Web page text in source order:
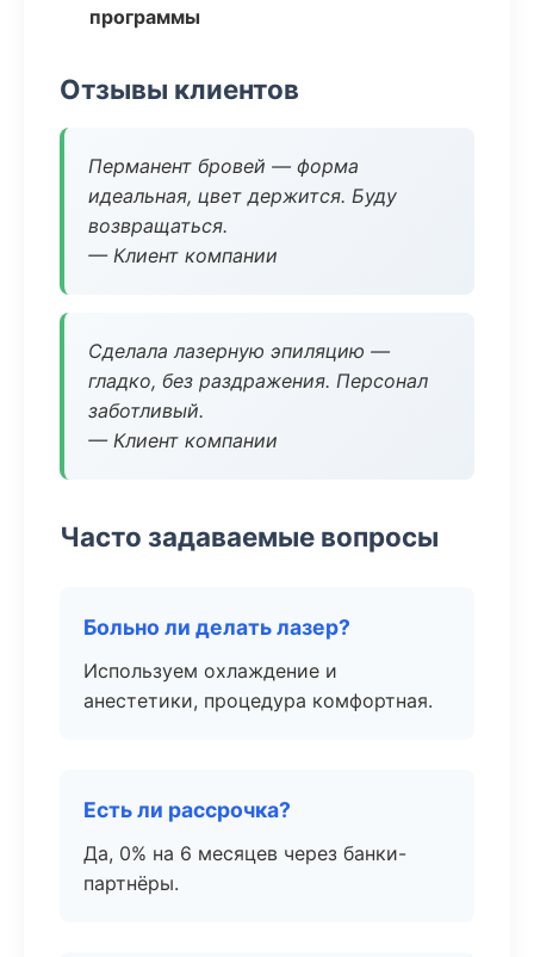
программы
Отзывы клиентов
Перманент бровей — форма
идеальная, цвет держится. Буду
возвращаться.
— Клиент компании
Сделала лазерную эпиляцию —
гладко, без раздражения. Персонал
заботливый.
— Клиент компании
Часто задаваемые вопросы
Больно ли делать лазер?
Используем охлаждение и
анестетики, процедура комфортная.
Есть ли рассрочка?
Да, 0% на 6 месяцев через банки-
партнёры.